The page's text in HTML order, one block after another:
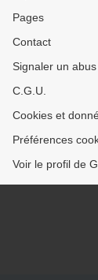
Pages
Contact
Signaler un abus
C.G.U.
Cookies et
Préférences
Voir le profil de